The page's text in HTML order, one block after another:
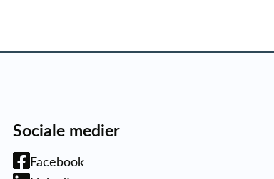
Sociale medier
Facebook